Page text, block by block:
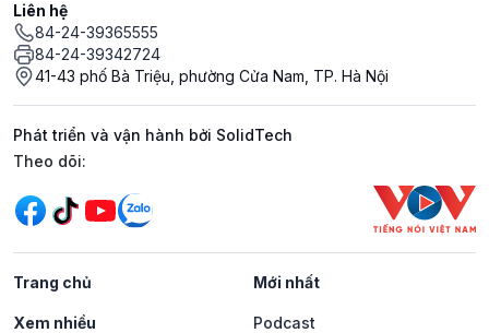
Liên hệ
84-24-39365555
84-24-39342724
41-43 phố Bà Triệu, phường Cửa Nam, TP. Hà Nội
Phát triển và vận hành bởi SolidTech
Mạng xã hội
Theo dõi:
Trang chủ Mới nhất
Xem nhiều Podcast